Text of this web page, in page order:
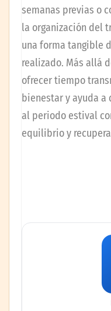
semanas previas o
la organización del
una forma tangible
realizado. Más allá
ofrecer tiempo
bienestar y ayuda
al periodo estival
equilibrio y